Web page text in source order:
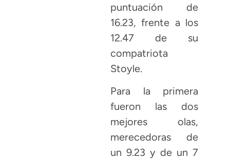
puntuación de
16.23, frente a los
12.47 de su
compatriota
Stoyle.
Para la primera
fueron las dos
mejores olas,
merecedoras de
un 9.23 y de un 7